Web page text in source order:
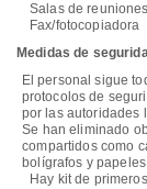
Salas de
Fax/fotocopiadora
Medidas de
El personal sigue
protocolos de
por las autoridades
Se han eliminado
compartidos como
bolígrafos y papeles
Hay kit de